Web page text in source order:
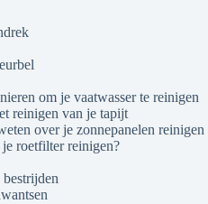
om je vaatwasser te reinigen
reinigen van je tapijt
over je zonnepanelen reinigen
roetfilter reinigen?